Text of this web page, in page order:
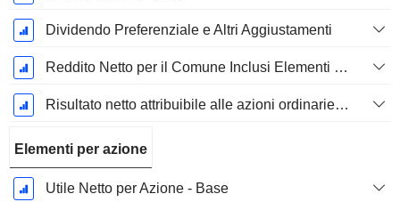
Dividendo Preferenziale e Altri Aggiustamenti
Reddito Netto per il Comune Inclusi Elementi Straordinari
Risultato netto attribuibile alle azioni ordinarie escl. elementi straordinari
Elementi per azione
Utile Netto per Azione - Base